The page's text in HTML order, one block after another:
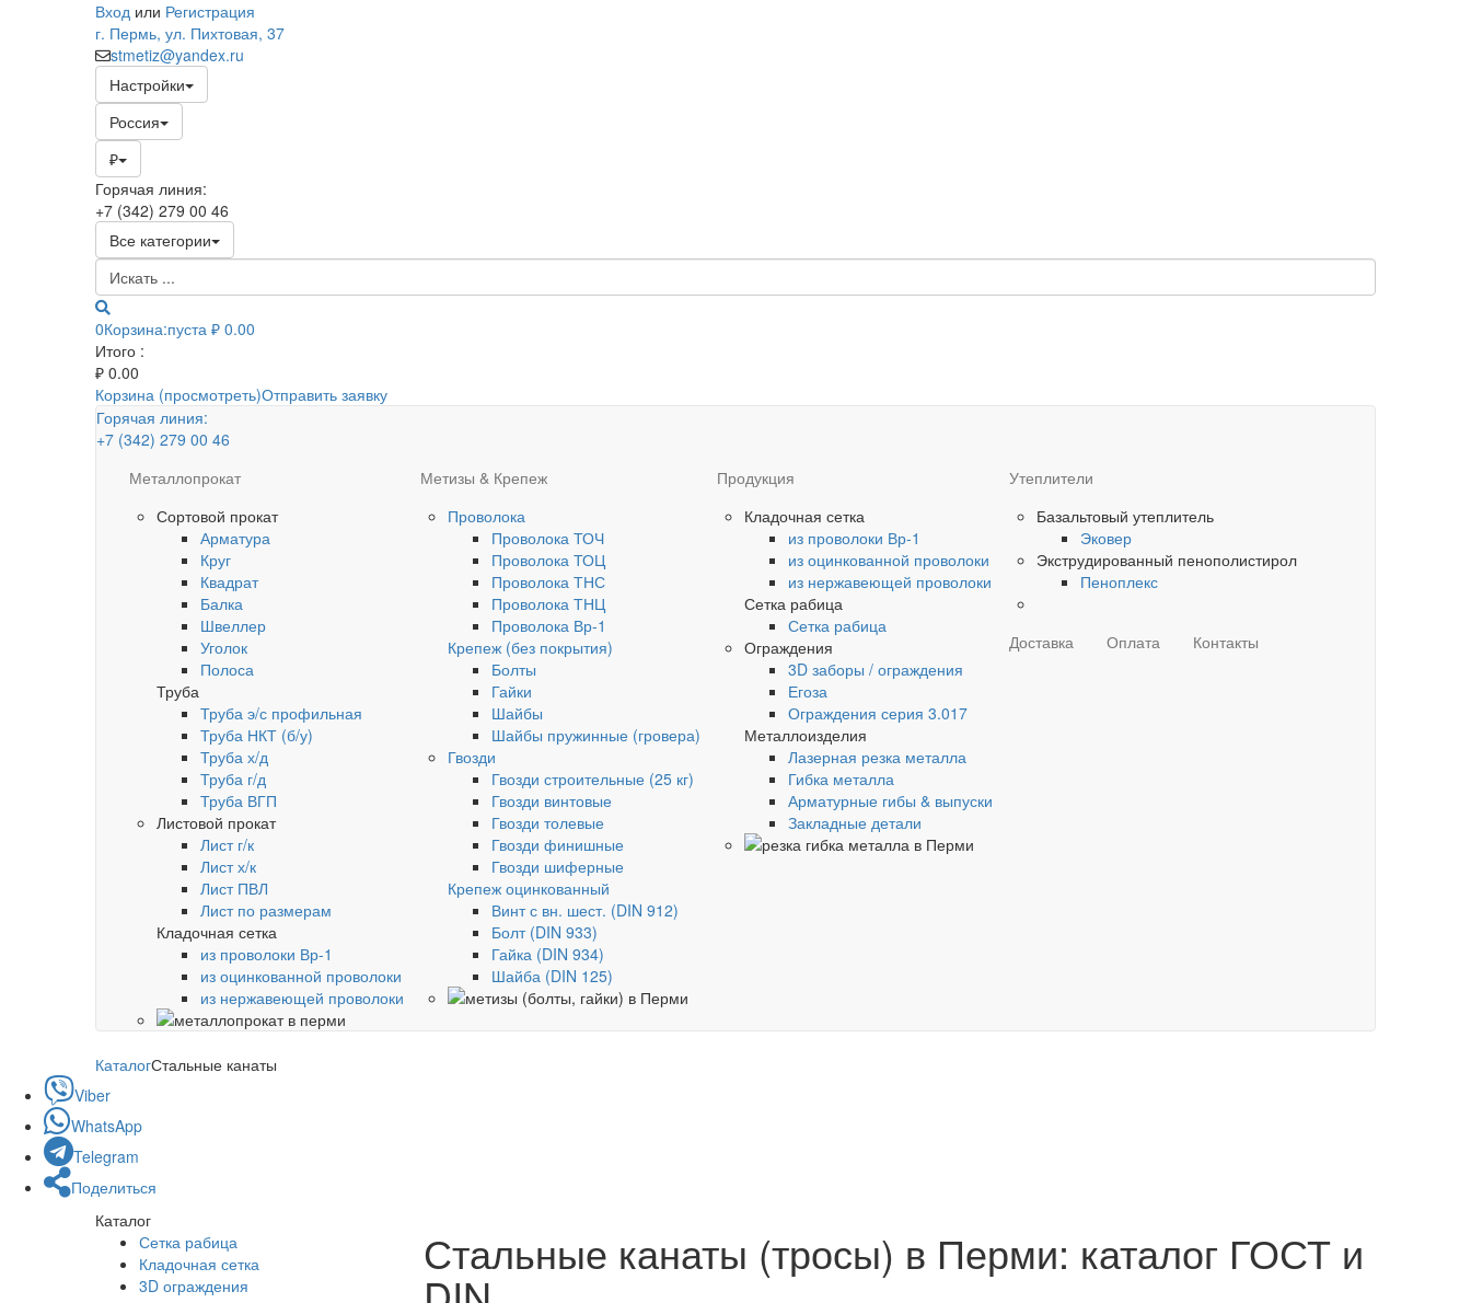
Вход или Регистрация
г. Пермь, ул. Пихтовая, 37
stmetiz@yandex.ru
Настройки
Россия
₽
Горячая линия:
+7 (342) 279 00 46
Все категории
0Корзина:пуста ₽ 0.00
Итого :
₽ 0.00
Корзина (просмотреть)Отправить заявку
Горячая линия:
+7 (342) 279 00 46
Металлопрокат
Сортовой прокат
Арматура
Круг
Квадрат
Балка
Швеллер
Уголок
Полоса
Труба
Труба э/с профильная
Труба НКТ (б/у)
Труба х/д
Труба г/д
Труба ВГП
Листовой прокат
Лист г/к
Лист х/к
Лист ПВЛ
Лист по размерам
Кладочная сетка
из проволоки Вр-1
из оцинкованной проволоки
из нержавеющей проволоки
Метизы & Крепеж
Проволока
Проволока ТОЧ
Проволока ТОЦ
Проволока ТНС
Проволока ТНЦ
Проволока Вр-1
Крепеж (без покрытия)
Болты
Гайки
Шайбы
Шайбы пружинные (гровера)
Гвозди
Гвозди строительные (25 кг)
Гвозди винтовые
Гвозди толевые
Гвозди финишные
Гвозди шиферные
Крепеж оцинкованный
Винт с вн. шест. (DIN 912)
Болт (DIN 933)
Гайка (DIN 934)
Шайба (DIN 125)
Продукция
Кладочная сетка
из проволоки Вр-1
из оцинкованной проволоки
из нержавеющей проволоки
Сетка рабица
Сетка рабица
Ограждения
3D заборы / ограждения
Егоза
Ограждения серия 3.017
Металлоизделия
Лазерная резка металла
Гибка металла
Арматурные гибы & выпуски
Закладные детали
Утеплители
Базальтовый утеплитель
Эковер
Экструдированный пенополистирол
Пеноплекс
Доставка Оплата Контакты
КаталогСтальные канаты
Viber
WhatsApp
Telegram
Поделиться
Каталог
Сетка рабица
Кладочная сетка
3D ограждения
Стальные канаты (тросы) в Перми: каталог ГОСТ и